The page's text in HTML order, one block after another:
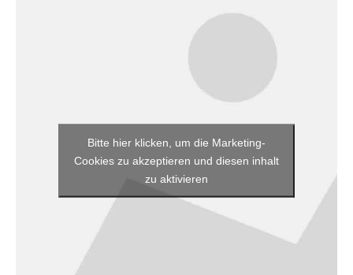
Bitte hier klicken, um die Marketing-
Cookies zu akzeptieren und diesen inhalt
zu aktivieren